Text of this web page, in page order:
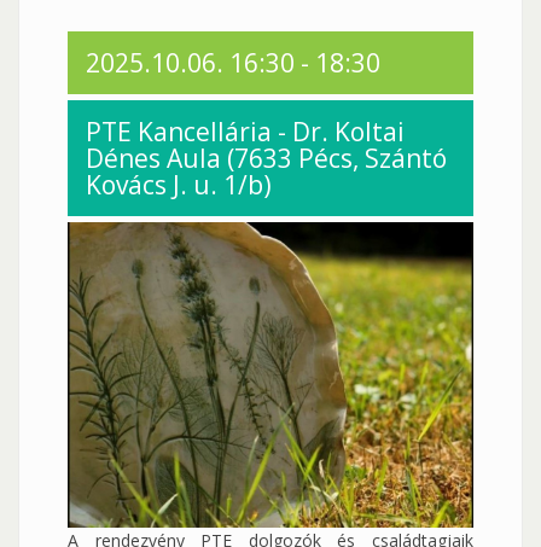
2025.10.06. 16:30 - 18:30
PTE Kancellária - Dr. Koltai
Dénes Aula (7633 Pécs, Szántó
Kovács J. u. 1/b)
A rendezvény PTE dolgozók és családtagjaik